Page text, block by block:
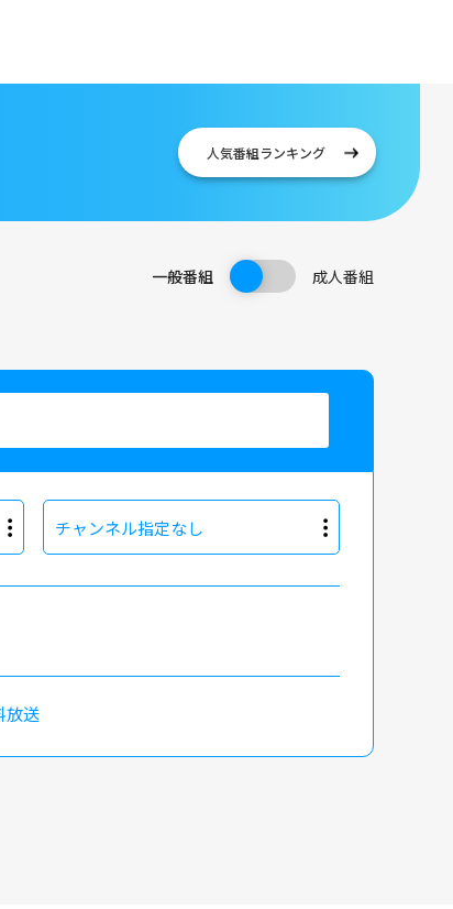
人気番組ランキング
一般番組 成人番組
チャンネル指定なし
放送